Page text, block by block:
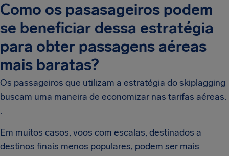
Como os pasasageiros podem
se beneficiar dessa estratégia
para obter passagens aéreas
mais baratas?
Os passageiros que utilizam a estratégia do skiplagging
buscam uma maneira de economizar nas tarifas aéreas.
.
Em muitos casos, voos com escalas, destinados a
destinos finais menos populares, podem ser mais